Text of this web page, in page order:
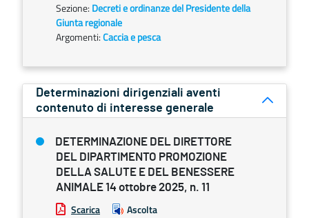
Sezione: Decreti e ordinanze del Presidente della
Giunta regionale
Argomenti:Caccia e pesca
Determinazioni dirigenziali aventi
contenuto di interesse generale
DETERMINAZIONE DEL DIRETTORE
DEL DIPARTIMENTO PROMOZIONE
DELLA SALUTE E DEL BENESSERE
ANIMALE 14 ottobre 2025, n. 11
Scarica Ascolta